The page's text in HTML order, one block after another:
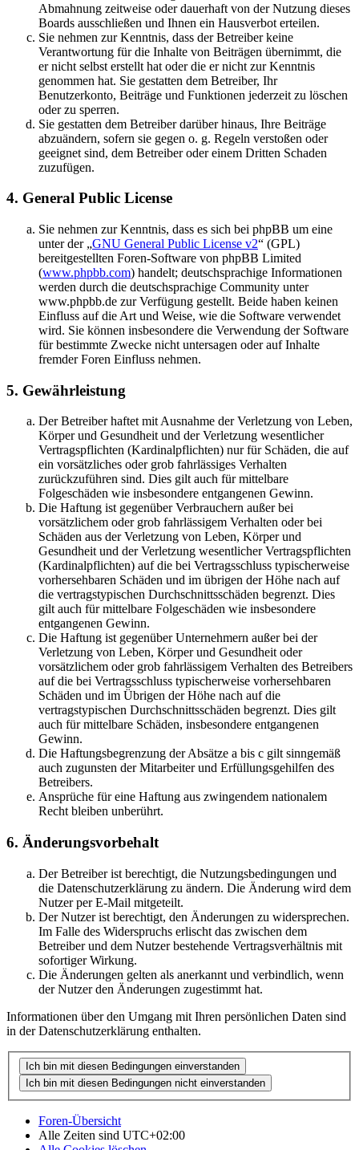
Abmahnung zeitweise oder dauerhaft von der Nutzung dieses
Boards ausschließen und Ihnen ein Hausverbot erteilen.
Sie nehmen zur Kenntnis, dass der Betreiber keine
Verantwortung für die Inhalte von Beiträgen übernimmt, die
er nicht selbst erstellt hat oder die er nicht zur Kenntnis
genommen hat. Sie gestatten dem Betreiber, Ihr
Benutzerkonto, Beiträge und Funktionen jederzeit zu löschen
oder zu sperren.
Sie gestatten dem Betreiber darüber hinaus, Ihre Beiträge
abzuändern, sofern sie gegen o. g. Regeln verstoßen oder
geeignet sind, dem Betreiber oder einem Dritten Schaden
zuzufügen.
4. General Public License
Sie nehmen zur Kenntnis, dass es sich bei phpBB um eine
unter der „GNU General Public License v2“ (GPL)
bereitgestellten Foren-Software von phpBB Limited
(www.phpbb.com) handelt; deutschsprachige Informationen
werden durch die deutschsprachige Community unter
www.phpbb.de zur Verfügung gestellt. Beide haben keinen
Einfluss auf die Art und Weise, wie die Software verwendet
wird. Sie können insbesondere die Verwendung der Software
für bestimmte Zwecke nicht untersagen oder auf Inhalte
fremder Foren Einfluss nehmen.
5. Gewährleistung
Der Betreiber haftet mit Ausnahme der Verletzung von Leben,
Körper und Gesundheit und der Verletzung wesentlicher
Vertragspflichten (Kardinalpflichten) nur für Schäden, die auf
ein vorsätzliches oder grob fahrlässiges Verhalten
zurückzuführen sind. Dies gilt auch für mittelbare
Folgeschäden wie insbesondere entgangenen Gewinn.
Die Haftung ist gegenüber Verbrauchern außer bei
vorsätzlichem oder grob fahrlässigem Verhalten oder bei
Schäden aus der Verletzung von Leben, Körper und
Gesundheit und der Verletzung wesentlicher Vertragspflichten
(Kardinalpflichten) auf die bei Vertragsschluss typischerweise
vorhersehbaren Schäden und im übrigen der Höhe nach auf
die vertragstypischen Durchschnittsschäden begrenzt. Dies
gilt auch für mittelbare Folgeschäden wie insbesondere
entgangenen Gewinn.
Die Haftung ist gegenüber Unternehmern außer bei der
Verletzung von Leben, Körper und Gesundheit oder
vorsätzlichem oder grob fahrlässigem Verhalten des Betreibers
auf die bei Vertragsschluss typischerweise vorhersehbaren
Schäden und im Übrigen der Höhe nach auf die
vertragstypischen Durchschnittsschäden begrenzt. Dies gilt
auch für mittelbare Schäden, insbesondere entgangenen
Gewinn.
Die Haftungsbegrenzung der Absätze a bis c gilt sinngemäß
auch zugunsten der Mitarbeiter und Erfüllungsgehilfen des
Betreibers.
Ansprüche für eine Haftung aus zwingendem nationalem
Recht bleiben unberührt.
6. Änderungsvorbehalt
Der Betreiber ist berechtigt, die Nutzungsbedingungen und
die Datenschutzerklärung zu ändern. Die Änderung wird dem
Nutzer per E-Mail mitgeteilt.
Der Nutzer ist berechtigt, den Änderungen zu widersprechen.
Im Falle des Widerspruchs erlischt das zwischen dem
Betreiber und dem Nutzer bestehende Vertragsverhältnis mit
sofortiger Wirkung.
Die Änderungen gelten als anerkannt und verbindlich, wenn
der Nutzer den Änderungen zugestimmt hat.
Informationen über den Umgang mit Ihren persönlichen Daten sind
in der Datenschutzerklärung enthalten.
Foren-Übersicht
Alle Zeiten sind UTC+02:00